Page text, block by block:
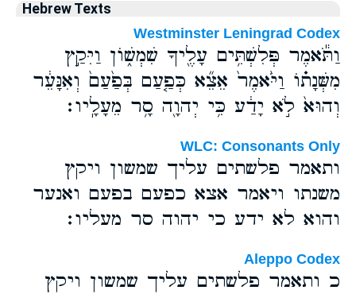
Hebrew Texts
Westminster Leningrad Codex
וַתֹּ֕אמֶר פְּלִשְׁתִּ֥ים עָלֶ֖יךָ שִׁמְשׁ֑וֹן וַיִּקַ֣ץ
מִשְּׁנָת֗וֹ וַיֹּ֙אמֶר֙ אֵצֵ֞א כְּפַ֤עַם בְּפַ֙עַם֙ וְאִנָּעֵ֔ר
וְהוּא֙ לֹ֣א יָדַ֔ע כִּ֥י יְהוָ֖ה סָ֥ר מֵעָלָֽיו׃
WLC: Consonants Only
ותאמר פלשתים עליך שמשון ויקץ
משנתו ויאמר אצא כפעם בפעם ואנער
והוא לא ידע כי יהוה סר מעליו׃
Aleppo Codex
כ ותאמר פלשתים עליך שמשון ויקץ